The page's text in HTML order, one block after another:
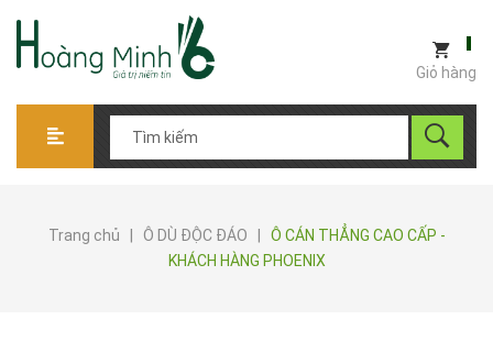
Giỏ hàng
Trang chủ Ô DÙ ĐỘC ĐÁO
Ô CÁN THẲNG CAO CẤP -
KHÁCH HÀNG PHOENIX